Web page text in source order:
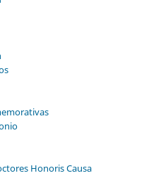
Honoris Causa